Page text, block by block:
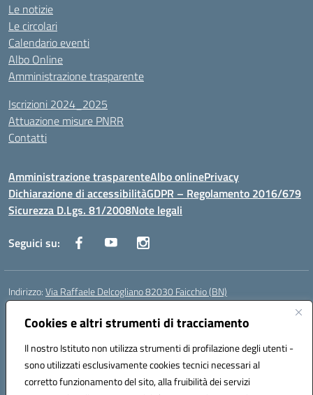
Cookies e altri strumenti di tracciamento
Il nostro Istituto non utilizza strumenti di profilazione degli utenti -
sono utilizzati esclusivamente cookies tecnici necessari al
corretto funzionamento del sito, alla fruibilità dei servizi
Le notizie
Le circolari
Calendario eventi
Albo Online
Amministrazione trasparente
Iscrizioni 2024_2025
Attuazione misure PNRR
Contatti
Amministrazione trasparenteAlbo onlinePrivacy
Dichiarazione di accessibilitàGDPR – Regolamento 2016/679
Sicurezza D.Lgs. 81/2008Note legali
Seguici su:
Indirizzo:Via Raffaele Delcogliano 82030 Faicchio (BN)
Centralino:
Posta elettronica certificata (PEC):bnis02300v@pec.istruzione.it
Codice fiscale: 90003320620
Codice meccanografico:BNIS02300V
Codice Indice delle Pubbliche Amministrazioni (IPA): istsc_bnis02300v
Codice unico di fatturazione (CUF): UFQEG8